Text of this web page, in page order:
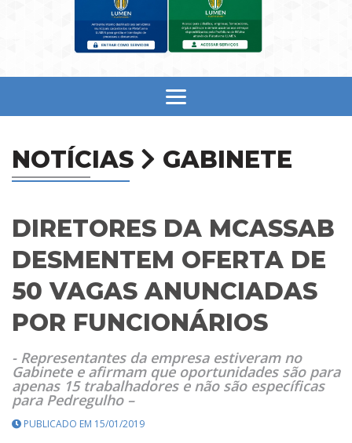
NOTÍCIAS GABINETE
DIRETORES DA MCASSAB
DESMENTEM OFERTA DE
50 VAGAS ANUNCIADAS
POR FUNCIONÁRIOS
- Representantes da empresa estiveram no
Gabinete e afirmam que oportunidades são para
apenas 15 trabalhadores e não são específicas
para Pedregulho –
PUBLICADO EM 15/01/2019